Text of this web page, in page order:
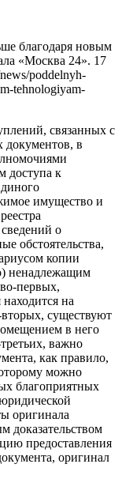
благодаря новым
«Москва 24». 17
poddelnyh-
tehnologiyam-
связанных с
документов, в
доступа к
имущество и
о
обстоятельства,
копии
ненадлежащим
первых,
на
существуют
в него
важно
как правило,
можно
благоприятных
оригинала
доказательством
предоставления
оригинал